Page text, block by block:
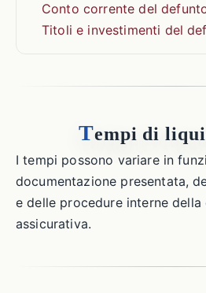
Conto corrente del
Titoli e investimenti del
Tempi di
I tempi possono variare in
documentazione presentata,
e delle procedure interne della
assicurativa.